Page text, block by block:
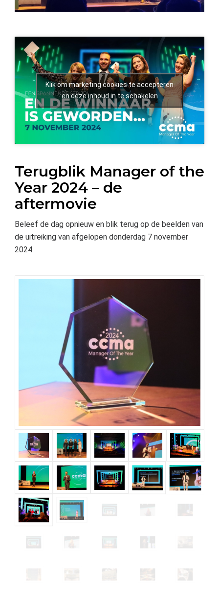
Klik om marketing cookies te accepteren
en deze inhoud in te schakelen
Terugblik Manager of the
Year 2024 – de
aftermovie
Beleef de dag opnieuw en blik terug op de beelden van
de uitreiking van afgelopen donderdag 7 november
2024.